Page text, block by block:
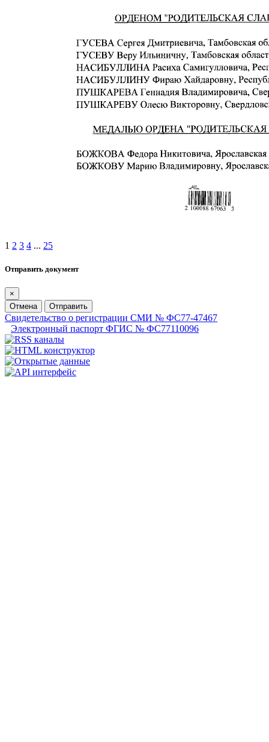
1 2 3 4 ... 25
Отправить документ
×
Отмена
Отправить
Свидетельство о регистрации СМИ № ФС77-47467
Электронный паспорт ФГИС № ФС77110096